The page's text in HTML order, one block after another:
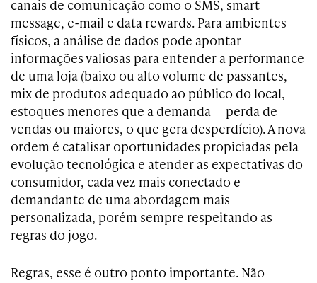
canais de comunicação como o SMS, smart
message, e-mail e data rewards. Para ambientes
físicos, a análise de dados pode apontar
informações valiosas para entender a performance
de uma loja (baixo ou alto volume de passantes,
mix de produtos adequado ao público do local,
estoques menores que a demanda — perda de
vendas ou maiores, o que gera desperdício). A nova
ordem é catalisar oportunidades propiciadas pela
evolução tecnológica e atender as expectativas do
consumidor, cada vez mais conectado e
demandante de uma abordagem mais
personalizada, porém sempre respeitando as
regras do jogo.
Regras, esse é outro ponto importante. Não